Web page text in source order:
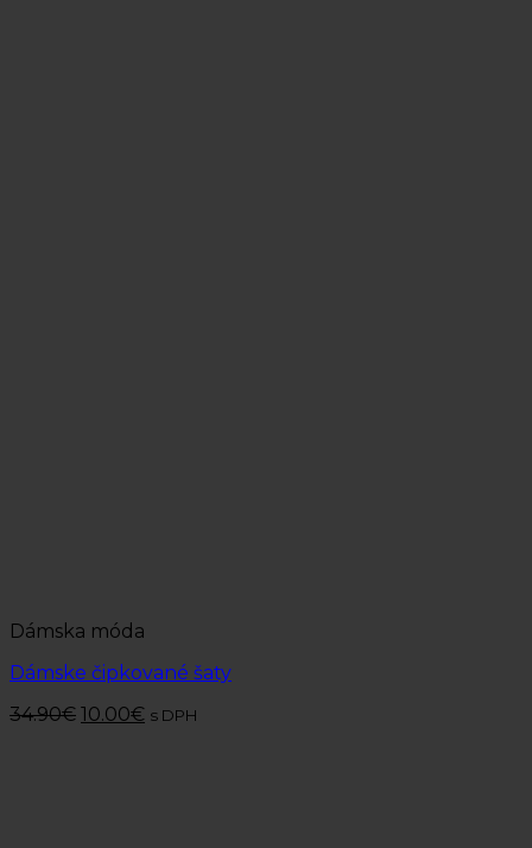
Dámska móda
Dámske čipkované šaty
34.90€ 10.00€ s DPH